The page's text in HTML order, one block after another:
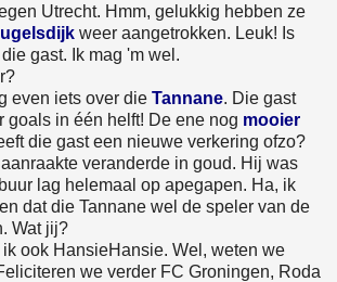
Utrecht. Hmm, gelukkig hebben ze
weer aangetrokken. Leuk! Is
gast. Ik mag 'm wel.
even iets over die Tannane. Die gast
goals in één helft! De ene nog mooier
die gast een nieuwe verkering ofzo?
veranderde in goud. Hij was
lag helemaal op apegapen. Ha, ik
dat die Tannane wel de speler van de
Wat jij?
ik ook HansieHansie. Wel, weten we
we verder FC Groningen, Roda